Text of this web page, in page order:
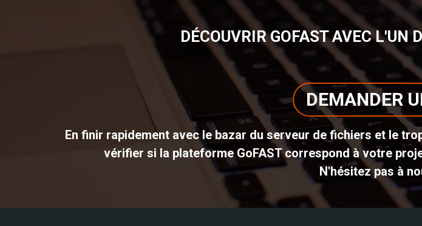
DÉCOUVRIR GOFAST AVEC L'UN
DEMANDER
En finir rapidement avec le bazar du serveur de fichiers et le
vérifier si la plateforme GoFAST correspond à votre
N'hésitez pas à